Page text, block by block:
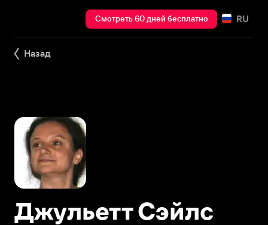
Смотреть 60 дней бесплатно RU
Назад
Джульетт Сэйлс